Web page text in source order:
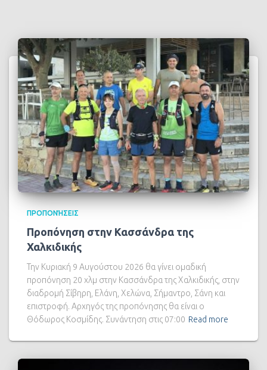
ΠΡΟΠΟΝΉΣΕΙΣ
Προπόνηση στην Κασσάνδρα της
Χαλκιδικής
Την Κυριακή 9 Αυγούστου 2026 θα γίνει ομαδική
προπόνηση 20 χλμ στην Κασσάνδρα της Χαλκιδικής, στην
διαδρομή Σίβηρη, Ελάνη, Χελώνα, Σήμαντρο, Σάνη και
επιστροφή. Αρχηγός της προπόνησης θα είναι ο
Θόδωρος Κοσμίδης. Συνάντηση στις 07:00 Read more